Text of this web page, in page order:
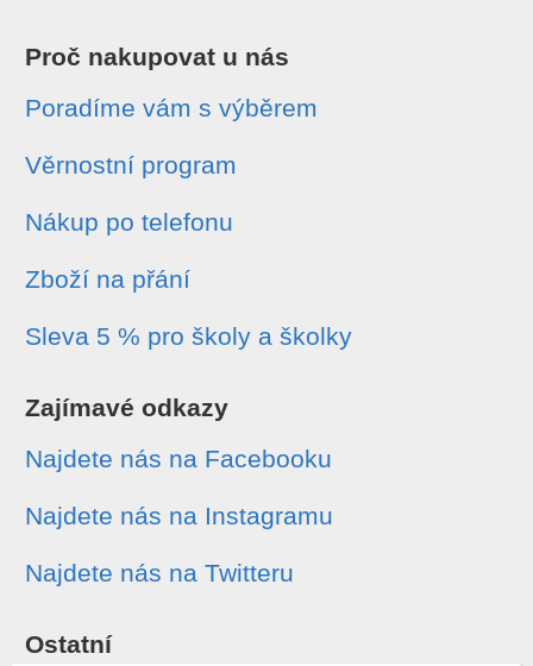
Proč nakupovat u nás
Poradíme vám s výběrem
Věrnostní program
Nákup po telefonu
Zboží na přání
Sleva 5 % pro školy a školky
Zajímavé odkazy
Najdete nás na Facebooku
Najdete nás na Instagramu
Najdete nás na Twitteru
Ostatní